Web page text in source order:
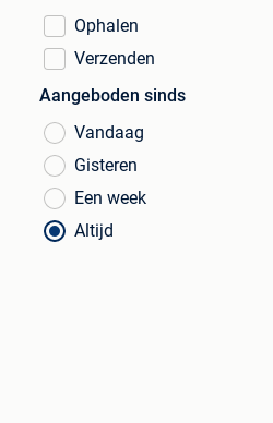
Ophalen
Verzenden
Aangeboden sinds
Vandaag
Gisteren
Een week
Altijd